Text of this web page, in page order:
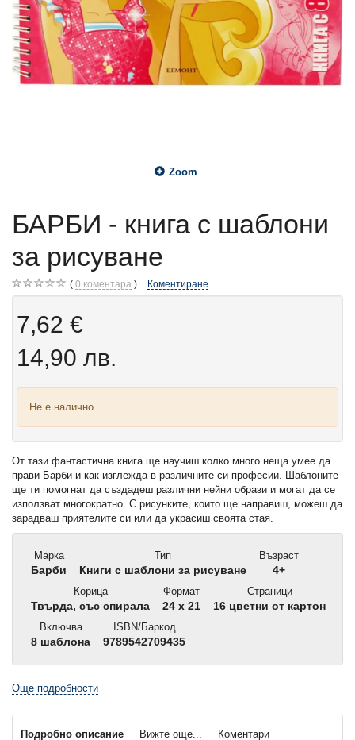
Zoom
БАРБИ - книга с шаблони
за рисуване
0 коментара Коментиране
7,62 €
14,90 лв.
Не е налично
От тази фантастична книга ще научиш колко много неща умее да
прави Барби и как изглежда в различните си професии. Шаблоните
ще ти помогнат да създадеш различни нейни образи и могат да се
използват многократно. С рисунките, които ще направиш, можеш да
зарадваш приятелите си или да украсиш своята стая.
Марка
Барби
Тип
Книги с шаблони за рисуване
Възраст
4+
Корица
Твърда, със спирала
Формат
24 x 21
Страници
16 цветни от картон
Включва
8 шаблона
ISBN/Баркод
9789542709435
Още подробности
Подробно описание Вижте още... Коментари